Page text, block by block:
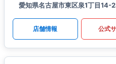
愛知県名古屋市東区泉1丁目14-
店舗情報 公式